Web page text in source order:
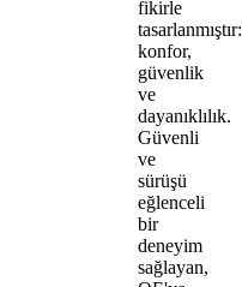
fikirle
tasarlanmıştır:
konfor,
güvenlik
ve
dayanıklılık.
Güvenli
ve
sürüşü
eğlenceli
bir
deneyim
sağlayan,